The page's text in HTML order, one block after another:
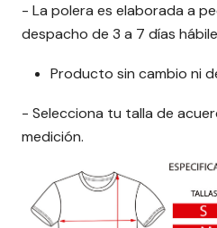
- La polera es elaborada a
despacho de 3 a 7 días
Producto sin cambio ni
- Selecciona tu talla de
medición.